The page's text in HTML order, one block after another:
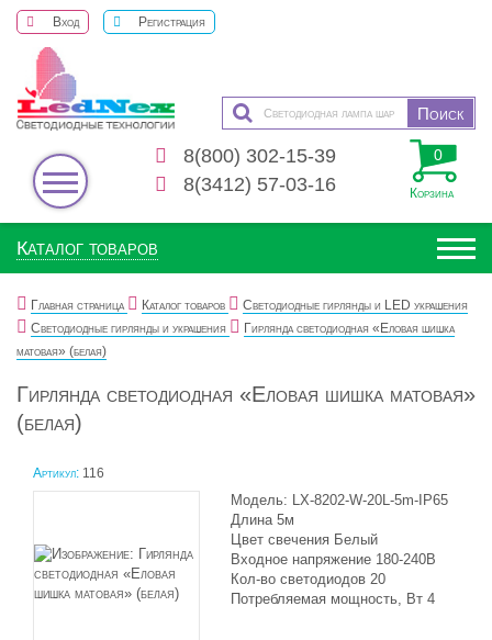
Вход Регистрация
8(800) 302-15-39
8(3412) 57-03-16
0
Корзина
Каталог товаров
Главная страница Каталог товаров
Светодиодные гирлянды и LED украшения
Светодиодные гирлянды и украшения
Гирлянда светодиодная «Еловая шишка
матовая» (белая)
Гирлянда светодиодная «Еловая шишка матовая»
(белая)
Артикул: 116
Модель: LX-8202-W-20L-5m-IP65
Длина 5м
Цвет свечения Белый
Входное напряжение 180-240В
Кол-во светодиодов 20
Потребляемая мощность, Вт 4